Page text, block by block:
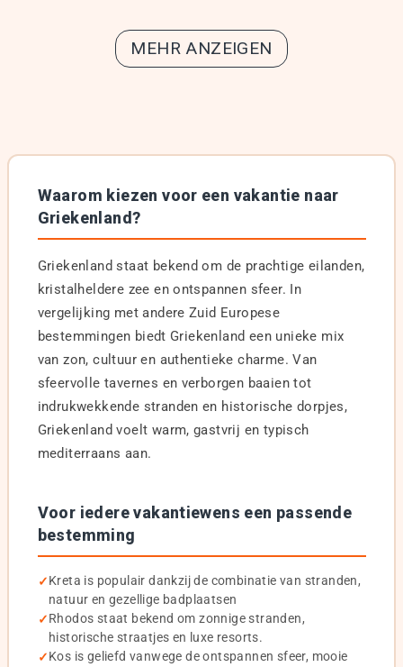
MEHR ANZEIGEN
Waarom kiezen voor een vakantie naar
Griekenland?
Griekenland staat bekend om de prachtige eilanden,
kristalheldere zee en ontspannen sfeer. In
vergelijking met andere Zuid Europese
bestemmingen biedt Griekenland een unieke mix
van zon, cultuur en authentieke charme. Van
sfeervolle tavernes en verborgen baaien tot
indrukwekkende stranden en historische dorpjes,
Griekenland voelt warm, gastvrij en typisch
mediterraans aan.
Voor iedere vakantiewens een passende
bestemming
Kreta is populair dankzij de combinatie van stranden,
natuur en gezellige badplaatsen
Rhodos staat bekend om zonnige stranden,
historische straatjes en luxe resorts.
Kos is geliefd vanwege de ontspannen sfeer, mooie